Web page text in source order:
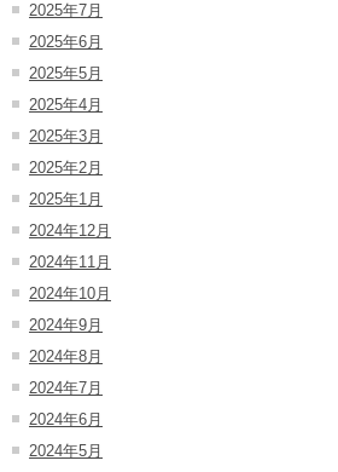
2025年7月
2025年6月
2025年5月
2025年4月
2025年3月
2025年2月
2025年1月
2024年12月
2024年11月
2024年10月
2024年9月
2024年8月
2024年7月
2024年6月
2024年5月